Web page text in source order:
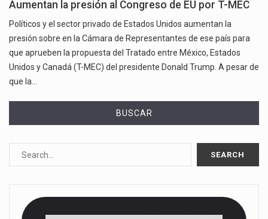
Aumentan la presión al Congreso de EU por T-MEC
Políticos y el sector privado de Estados Unidos aumentan la
presión sobre en la Cámara de Representantes de ese país para
que aprueben la propuesta del Tratado entre México, Estados
Unidos y Canadá (T-MEC) del presidente Donald Trump. A pesar de
que la…
BUSCAR